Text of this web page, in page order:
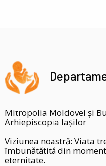
Mitropolia Moldovei și
Arhiepiscopia Iașilor
Viziunea noastră: Viata
îmbunătătită din
eternitate.